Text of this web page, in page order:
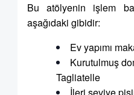
Bu atölyenin işlem
aşağıdaki gibidir:
Ev yapımı
Kurutulmuş
Tagliatelle